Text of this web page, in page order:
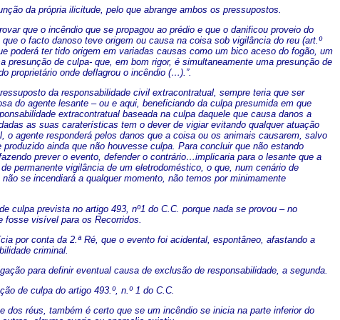
da própria ilicitude, pelo que abrange ambos os pressupostos.
que o incêndio que se propagou ao prédio e que o danificou proveio do
o facto danoso teve origem ou causa na coisa sob vigilância do reu (art.º
poderá ter tido origem em variadas causas como um bico aceso do fogão, um
de culpa- que, em bom rigor, é simultaneamente uma presunção de
proprietário onde deflagrou o incêndio (…).”.
da responsabilidade civil extracontratual, sempre teria que ser
do agente lesante – ou e aqui, beneficiando da culpa presumida em que
extracontratual baseada na culpa daquele que causa danos a
as suas caraterísticas tem o dever de vigiar evitando qualquer atuação
agente responderá pelos danos que a coisa ou os animais causarem, salvo
ainda que não houvesse culpa. Para concluir que não estando
prever o evento, defender o contrário…implicaria para o lesante que a
permanente vigilância de um eletrodoméstico, o que, num cenário de
se incendiará a qualquer momento, não temos por minimamente
culpa prevista no artigo 493, nº1 do C.C. porque nada se provou – no
fosse visível para os Recorridos.
por conta da 2.ª Ré, que o evento foi acidental, espontâneo, afastando a
criminal.
para definir eventual causa de exclusão de responsabilidade, a segunda.
de culpa do artigo 493.º, n.º 1 do C.C.
réus, também é certo que se um incêndio se inicia na parte inferior do